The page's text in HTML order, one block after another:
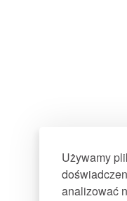
Używamy
analizować